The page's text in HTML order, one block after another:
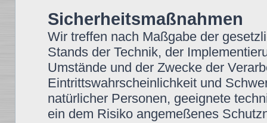
Sicherheitsmaßnahmen
Wir treffen nach Maßgabe der
Stands der Technik, der
Umstände und der Zwecke der
Eintrittswahrscheinlichkeit und
natürlicher Personen, geeignete
ein dem Risiko angemeßenes